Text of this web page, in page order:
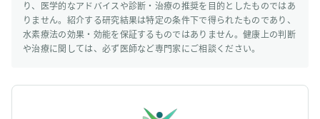
り、医学的なアドバイスや診断・治療の推奨を目的としたものではあ
りません。紹介する研究結果は特定の条件下で得られたものであり、
水素療法の効果・効能を保証するものではありません。健康上の判断
や治療に関しては、必ず医師など専門家にご相談ください。